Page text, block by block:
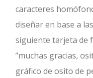
caracteres
diseñar en base a
siguiente tarjeta de
“muchas gracias,
gráfico de osito de